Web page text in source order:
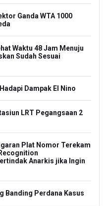
Ganda WTA 1000
Waktu 48 Jam Menuju
Sudah Sesuai
Dampak El Nino
LRT Pegangsaan 2
Plat Nomor Terekam
Anarkis jika Ingin
Banding Perdana Kasus